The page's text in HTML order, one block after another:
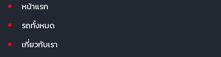
หน้าแรก
รถทั้งหมด
เกี่ยวกับเรา